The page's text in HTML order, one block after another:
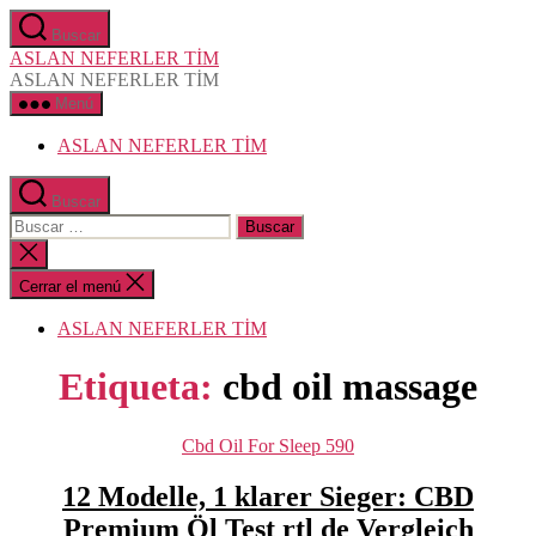
Saltar
al
contenido
Buscar
ASLAN NEFERLER TİM
ASLAN NEFERLER TİM
Menú
ASLAN NEFERLER TİM
Buscar
Buscar:
Cerrar
la
búsqueda
Cerrar el menú
ASLAN NEFERLER TİM
Etiqueta: cbd oil massage
Categorías
Cbd Oil For Sleep 590
12 Modelle, 1 klarer Sieger: CBD
Premium Öl Test rtl de Vergleich